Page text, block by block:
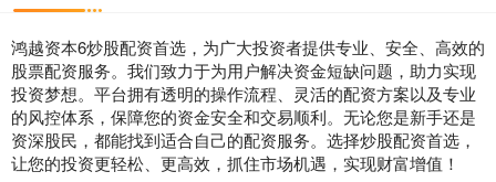
鸿越资本6炒股配资首选，为广大投资者提供专业、安全、高效的
股票配资服务。我们致力于为用户解决资金短缺问题，助力实现
投资梦想。平台拥有透明的操作流程、灵活的配资方案以及专业
的风控体系，保障您的资金安全和交易顺利。无论您是新手还是
资深股民，都能找到适合自己的配资服务。选择炒股配资首选，
让您的投资更轻松、更高效，抓住市场机遇，实现财富增值！